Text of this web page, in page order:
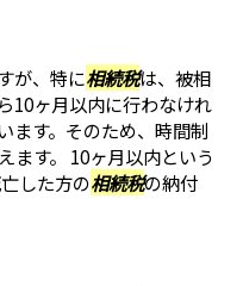
が、特に相続税は、被相
10ヶ月以内に行わなけれ
ます。そのため、時間制
ます。 10ヶ月以内という
した方の相続税の納付